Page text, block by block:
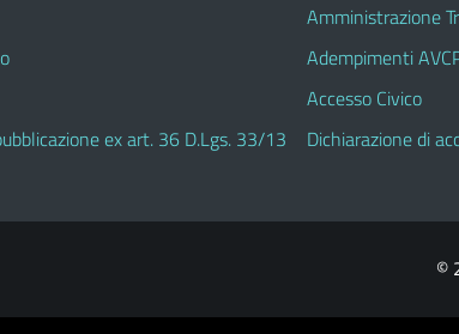
ex art. 36 D.Lgs. 33/13
Amministrazione
Adempimenti
Accesso Civico
Dichiarazione di
©